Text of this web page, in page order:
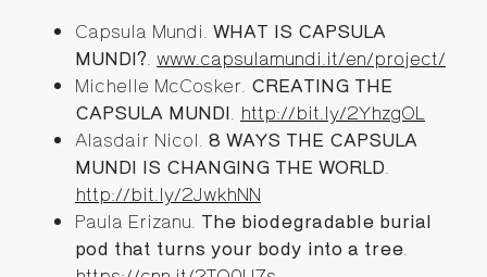
Capsula Mundi. WHAT IS CAPSULA
MUNDI?. www.capsulamundi.it/en/project/
Michelle McCosker. CREATING THE
CAPSULA MUNDI. http://bit.ly/2YhzgOL
Alasdair Nicol. 8 WAYS THE CAPSULA
MUNDI IS CHANGING THE WORLD.
http://bit.ly/2JwkhNN
Paula Erizanu. The biodegradable burial
pod that turns your body into a tree.